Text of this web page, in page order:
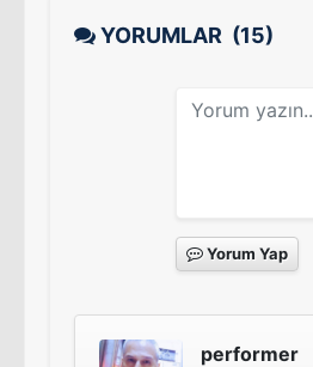
YORUMLAR (15)
Yorum Yap
performer